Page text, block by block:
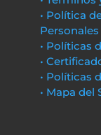
• Política
Personales
• Políticas
•
• Políticas
• Mapa del